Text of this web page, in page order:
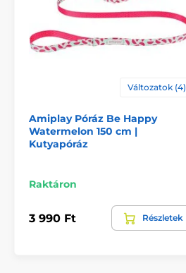
Változatok (4)
Amiplay Póráz Be Happy
Watermelon 150 cm |
Kutyapóráz
Raktáron
3 990 Ft Részletek